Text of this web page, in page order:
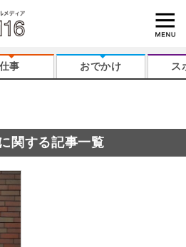
仕事 おでかけ ス
関する記事一覧